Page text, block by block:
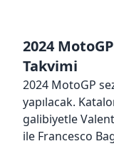
2024
Takvimi
2024 MotoGP
yapılacak.
galibiyetle
ile Francesco